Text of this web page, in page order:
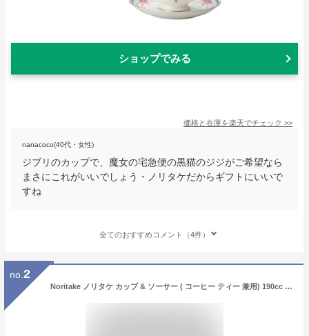
ショップでみる
価格と在庫を楽天でチェック >>
nanacoco(40代・女性)
ジブリのカップで、魔女の宅急便の黒猫のジジがご希望なら
まさにこれがいいでしょう・ノリタケだからギフトにいいで
すね
全てのおすすめコメント（4件）
no. 2
Noritake ノリタケ カップ & ソーサー ( コーヒー ティー 兼用) 190cc 魔女の宅急便 ピンク ボーンチャイナ MJ97221/H-612L